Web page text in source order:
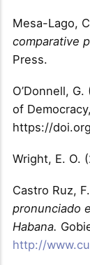
Mesa-Lago,
comparative
Press.
O’Donnell, G.
of
https://
Wright, E. O.
Castro Ruz,
pronunciado
Habana.
http://